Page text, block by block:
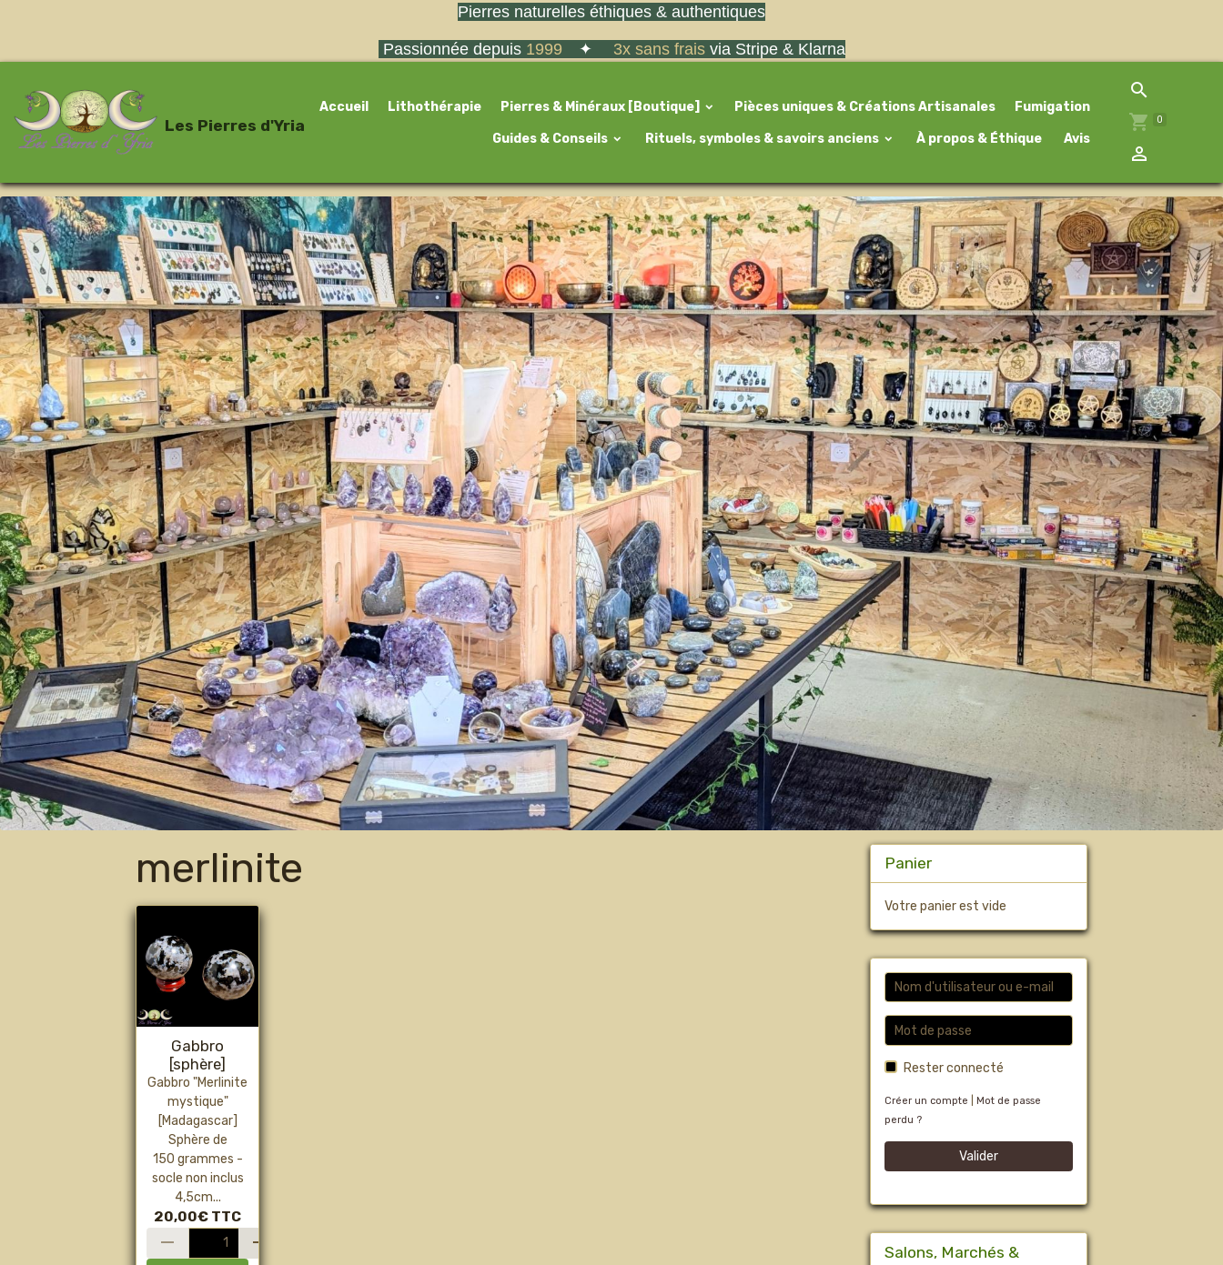
Pierres naturelles éthiques & authentiques
Passionnée depuis 1999 ✦ 3x sans fraisvia Stripe & Klarna
Les Pierres d'Yria
Accueil Lithothérapie Pierres & Minéraux [Boutique] Pièces uniques & Créations Artisanales Fumigation
Guides & Conseils Rituels, symboles & savoirs anciens À propos & Éthique Avis
0
merlinite
Gabbro
[sphère]
Gabbro "Merlinite
mystique"
[Madagascar]
Sphère de
150 grammes -
socle non inclus
4,5cm...
20,00€ TTC
Panier
Votre panier est vide
Rester connecté
Créer un compte
Mot de passe
perdu ?
Valider
Salons, Marchés &